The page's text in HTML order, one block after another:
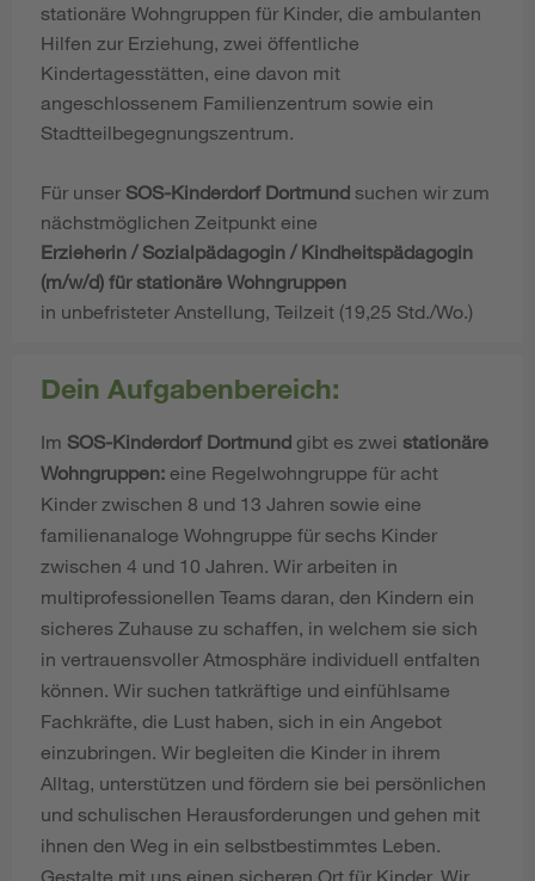
stationäre Wohngruppen für Kinder, die ambulanten
Hilfen zur Erziehung, zwei öffentliche
Kindertagesstätten, eine davon mit
angeschlossenem Familienzentrum sowie ein
Stadtteilbegegnungszentrum.
Für unser SOS-Kinderdorf Dortmund suchen wir zum
nächstmöglichen Zeitpunkt eine
Erzieherin / Sozialpädagogin / Kindheitspädagogin
(m/w/d) für stationäre Wohngruppen
in unbefristeter Anstellung, Teilzeit (19,25 Std./Wo.)
Dein Aufgabenbereich:
Im SOS-Kinderdorf Dortmund gibt es zwei stationäre
Wohngruppen: eine Regelwohngruppe für acht
Kinder zwischen 8 und 13 Jahren sowie eine
familienanaloge Wohngruppe für sechs Kinder
zwischen 4 und 10 Jahren. Wir arbeiten in
multiprofessionellen Teams daran, den Kindern ein
sicheres Zuhause zu schaffen, in welchem sie sich
in vertrauensvoller Atmosphäre individuell entfalten
können. Wir suchen tatkräftige und einfühlsame
Fachkräfte, die Lust haben, sich in ein Angebot
einzubringen. Wir begleiten die Kinder in ihrem
Alltag, unterstützen und fördern sie bei persönlichen
und schulischen Herausforderungen und gehen mit
ihnen den Weg in ein selbstbestimmtes Leben.
Gestalte mit uns einen sicheren Ort für Kinder. Wir